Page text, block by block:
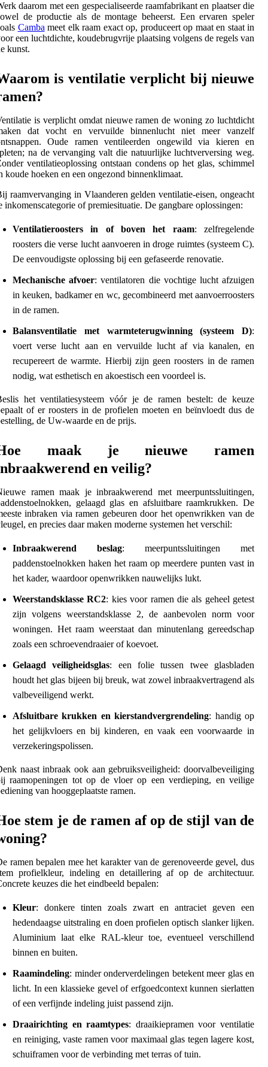
daarom met een gespecialiseerde raamfabrikant en plaatser die
de productie als de montage beheerst. Een ervaren speler
Camba meet elk raam exact op, produceert op maat en staat in
een luchtdichte, koudebrugvrije plaatsing volgens de regels van
kunst.
is ventilatie verplicht bij nieuwe
is verplicht omdat nieuwe ramen de woning zo luchtdicht
dat vocht en vervuilde binnenlucht niet meer vanzelf
Oude ramen ventileerden ongewild via kieren en
na de vervanging valt die natuurlijke luchtverversing weg.
ventilatieoplossing ontstaan condens op het glas, schimmel
koude hoeken en een ongezond binnenklimaat.
raamvervanging in Vlaanderen gelden ventilatie-eisen, ongeacht
inkomenscategorie of premiesituatie. De gangbare oplossingen:
Ventilatieroosters in of boven het raam: zelfregelende
roosters die verse lucht aanvoeren in droge ruimtes (systeem C).
De eenvoudigste oplossing bij een gefaseerde renovatie.
Mechanische afvoer: ventilatoren die vochtige lucht afzuigen
in keuken, badkamer en wc, gecombineerd met aanvoerroosters
in de ramen.
Balansventilatie met warmteterugwinning (systeem D):
voert verse lucht aan en vervuilde lucht af via kanalen, en
recupereert de warmte. Hierbij zijn geen roosters in de ramen
nodig, wat esthetisch en akoestisch een voordeel is.
het ventilatiesysteem vóór je de ramen bestelt: de keuze
of er roosters in de profielen moeten en beïnvloedt dus de
de Uw-waarde en de prijs.
maak je nieuwe ramen
en veilig?
ramen maak je inbraakwerend met meerpuntssluitingen,
gelaagd glas en afsluitbare raamkrukken. De
inbraken via ramen gebeuren door het openwrikken van de
en precies daar maken moderne systemen het verschil:
Inbraakwerend beslag: meerpuntssluitingen met
paddenstoelnokken haken het raam op meerdere punten vast in
het kader, waardoor openwrikken nauwelijks lukt.
Weerstandsklasse RC2: kies voor ramen die als geheel getest
zijn volgens weerstandsklasse 2, de aanbevolen norm voor
woningen. Het raam weerstaat dan minutenlang gereedschap
zoals een schroevendraaier of koevoet.
Gelaagd veiligheidsglas: een folie tussen twee glasbladen
houdt het glas bijeen bij breuk, wat zowel inbraakvertragend als
valbeveiligend werkt.
Afsluitbare krukken en kierstandvergrendeling: handig op
het gelijkvloers en bij kinderen, en vaak een voorwaarde in
verzekeringspolissen.
naast inbraak ook aan gebruiksveiligheid: doorvalbeveiliging
raamopeningen tot op de vloer op een verdieping, en veilige
van hooggeplaatste ramen.
stem je de ramen af op de stijl van de
ramen bepalen mee het karakter van de gerenoveerde gevel, dus
profielkleur, indeling en detaillering af op de architectuur.
keuzes die het eindbeeld bepalen:
Kleur: donkere tinten zoals zwart en antraciet geven een
hedendaagse uitstraling en doen profielen optisch slanker lijken.
Aluminium laat elke RAL-kleur toe, eventueel verschillend
binnen en buiten.
Raamindeling: minder onderverdelingen betekent meer glas en
licht. In een klassieke gevel of erfgoedcontext kunnen sierlatten
of een verfijnde indeling juist passend zijn.
Draairichting en raamtypes: draaikiepramen voor ventilatie
en reiniging, vaste ramen voor maximaal glas tegen lagere kost,
schuiframen voor de verbinding met terras of tuin.